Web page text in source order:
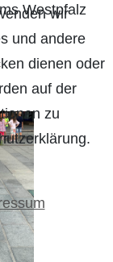
Westpfalz
wir
und andere
dienen oder
auf der
zu